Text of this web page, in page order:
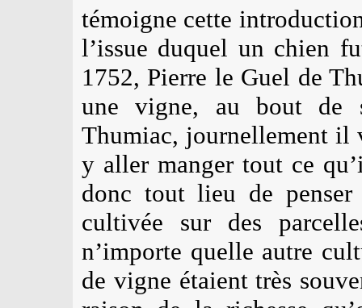
témoigne cette
l’issue duquel un chien
1752, Pierre le Guel de
une vigne, au bout de
Thumiac, journellement il
y aller manger tout ce
donc tout lieu de
cultivée sur des
n’importe quelle autre
de vigne étaient très